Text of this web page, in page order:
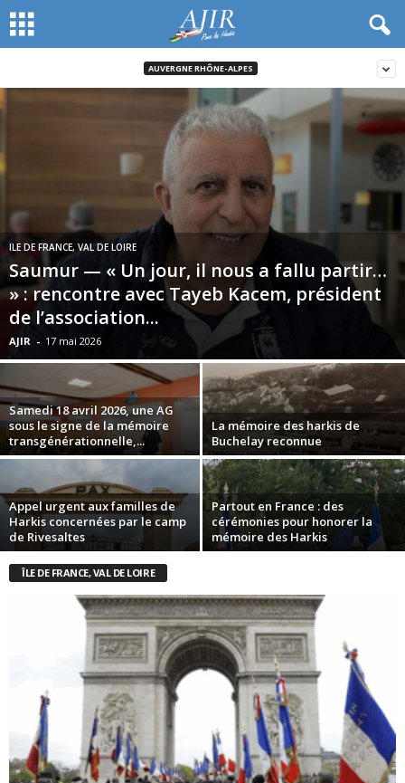
AUVERGNE RHÔNE-ALPES
ÎLE DE FRANCE, VAL DE LOIRE
Saumur — « Un jour, il nous a fallu partir…
» : rencontre avec Tayeb Kacem, président
de l’association...
AJIR - 17 mai 2026
Samedi 18 avril 2026, une AG
sous le signe de la mémoire
transgénérationnelle,...
La mémoire des harkis de
Buchelay reconnue
Appel urgent aux familles de
Harkis concernées par le camp
de Rivesaltes
Partout en France : des
cérémonies pour honorer la
mémoire des Harkis
ÎLE DE FRANCE, VAL DE LOIRE